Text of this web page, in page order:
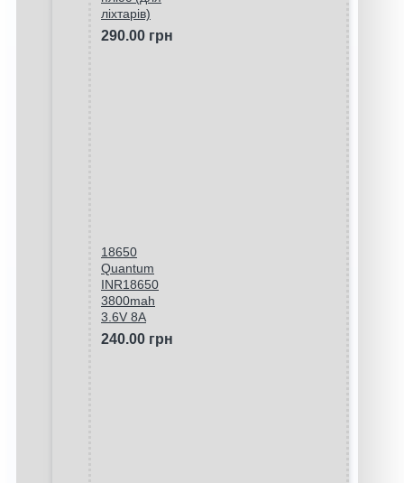
ліхтарів)
290.00 грн
18650
Quantum
INR18650
3800mah
3.6V 8A
240.00 грн